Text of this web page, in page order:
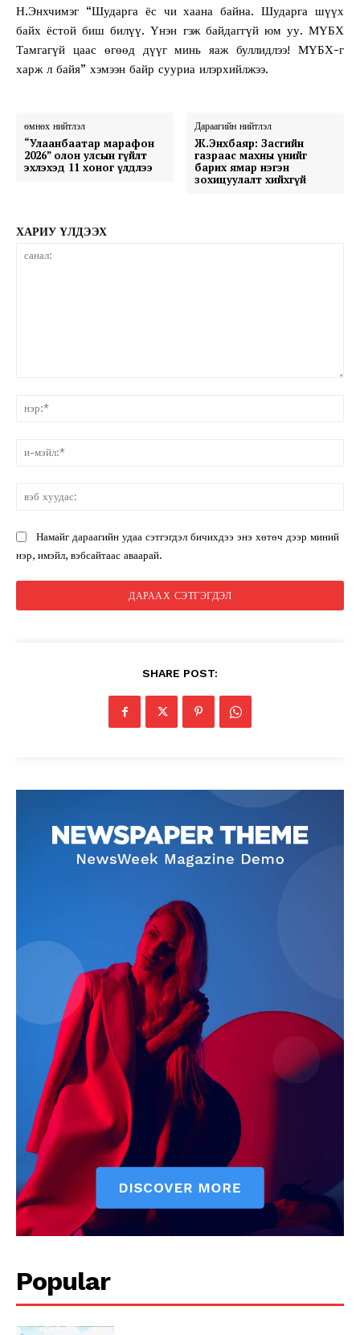
Н.Энхчимэг “Шударга ёс чи хаана байна. Шударга шүүх
байх ёстой биш билүү. Үнэн гэж байдаггүй юм уу. МҮБХ
Тамгагүй цаас өгөөд дүүг минь яаж буллидлээ! МҮБХ-г
харж л байя” хэмээн байр сууриа илэрхийлжээ.
өмнөх нийтлэл
“Улаанбаатар марафон
2026” олон улсын гүйлт
эхлэхэд 11 хоног үлдлээ
Дараагийн нийтлэл
Ж.Энхбаяр: Засгийн
газраас махны үнийг
барих ямар нэгэн
зохицуулалт хийхгүй
ХАРИУ ҮЛДЭЭХ
Намайг дараагийн удаа сэтгэгдэл бичихдээ энэ хөтөч дээр миний
нэр, имэйл, вэбсайтаас аваарай.
SHARE POST:
Popular